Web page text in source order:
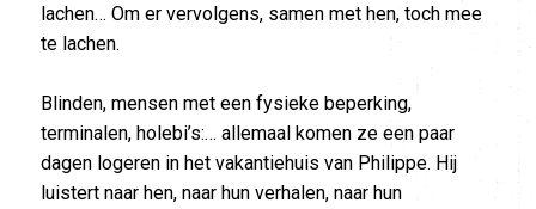
lachen… Om er vervolgens, samen met hen, toch mee
te lachen.
Blinden, mensen met een fysieke beperking,
terminalen, holebi’s:… allemaal komen ze een paar
dagen logeren in het vakantiehuis van Philippe. Hij
luistert naar hen, naar hun verhalen, naar hun